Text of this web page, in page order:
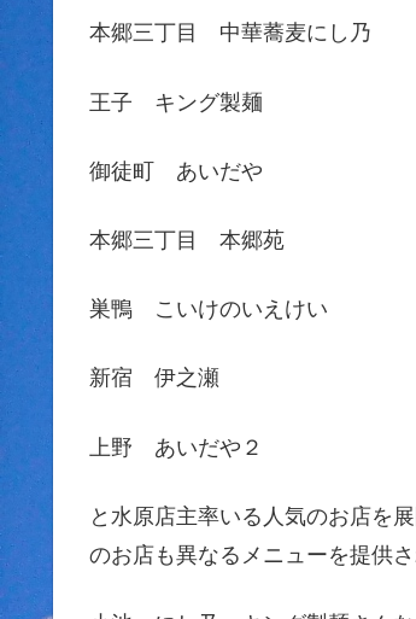
本郷三丁目 中華蕎麦にし乃
王子 キング製麺
御徒町 あいだや
本郷三丁目 本郷苑
巣鴨 こいけのいえけい
新宿 伊之瀬
上野 あいだや２
と水原店主率いる人気のお店を
のお店も異なるメニューを提供